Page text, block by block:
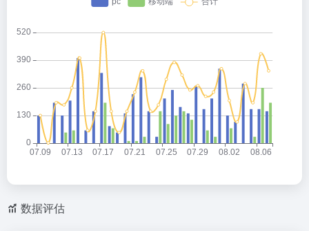
数据评估